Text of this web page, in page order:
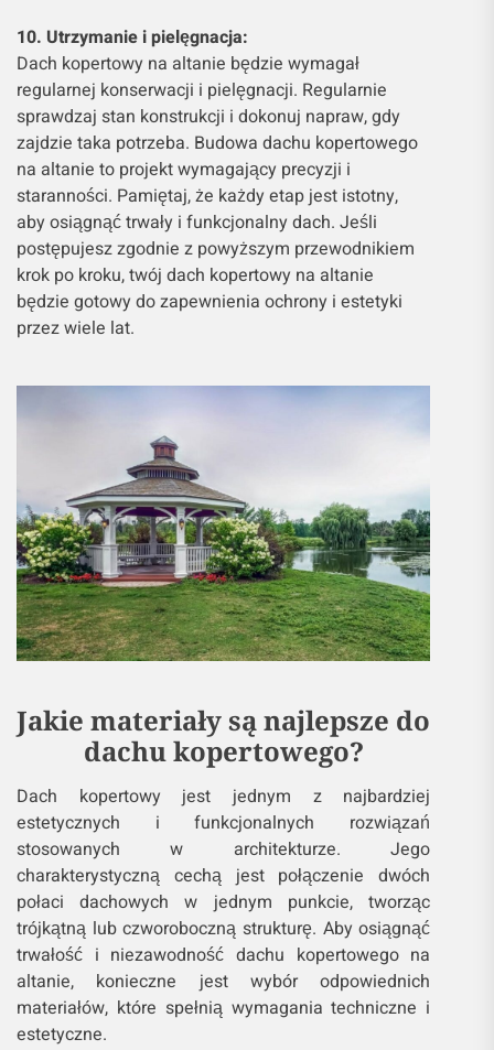
10. Utrzymanie i pielęgnacja:
Dach kopertowy na altanie będzie wymagał
regularnej konserwacji i pielęgnacji. Regularnie
sprawdzaj stan konstrukcji i dokonuj napraw, gdy
zajdzie taka potrzeba. Budowa dachu kopertowego
na altanie to projekt wymagający precyzji i
staranności. Pamiętaj, że każdy etap jest istotny,
aby osiągnąć trwały i funkcjonalny dach. Jeśli
postępujesz zgodnie z powyższym przewodnikiem
krok po kroku, twój dach kopertowy na altanie
będzie gotowy do zapewnienia ochrony i estetyki
przez wiele lat.
Jakie materiały są najlepsze do
dachu kopertowego?
Dach kopertowy jest jednym z najbardziej
estetycznych i funkcjonalnych rozwiązań
stosowanych w architekturze. Jego
charakterystyczną cechą jest połączenie dwóch
połaci dachowych w jednym punkcie, tworząc
trójkątną lub czworoboczną strukturę. Aby osiągnąć
trwałość i niezawodność dachu kopertowego na
altanie, konieczne jest wybór odpowiednich
materiałów, które spełnią wymagania techniczne i
estetyczne.